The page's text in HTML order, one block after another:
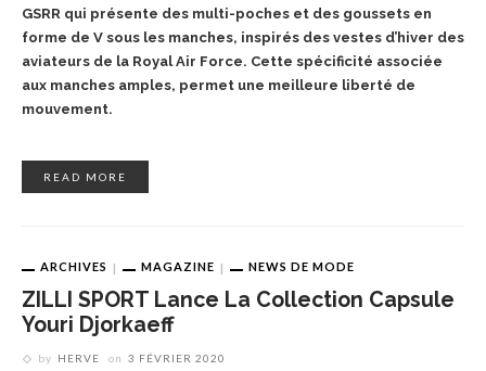
GSRR qui présente des multi-poches et des goussets en
forme de V sous les manches, inspirés des vestes d’hiver des
aviateurs de la Royal Air Force. Cette spécificité associée
aux manches amples, permet une meilleure liberté de
mouvement.
READ MORE
ARCHIVES MAGAZINE NEWS DE MODE
ZILLI SPORT Lance La Collection Capsule
Youri Djorkaeff
by HERVE on 3 FÉVRIER 2020